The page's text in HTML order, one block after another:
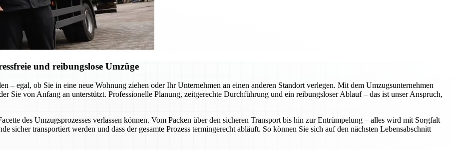
und reibungslose Umzüge
– egal, ob Sie in eine neue Wohnung ziehen oder Ihr Unternehmen an einen anderen Standort verlegen. Mit dem Umzugsunternehmen
Sie von Anfang an unterstützt. Professionelle Planung, zeitgerechte Durchführung und ein reibungsloser Ablauf – das ist unser Anspruch,
des Umzugsprozesses verlassen können. Vom Packen über den sicheren Transport bis hin zur Entrümpelung – alles wird mit Sorgfalt
sicher transportiert werden und dass der gesamte Prozess termingerecht abläuft. So können Sie sich auf den nächsten Lebensabschnitt